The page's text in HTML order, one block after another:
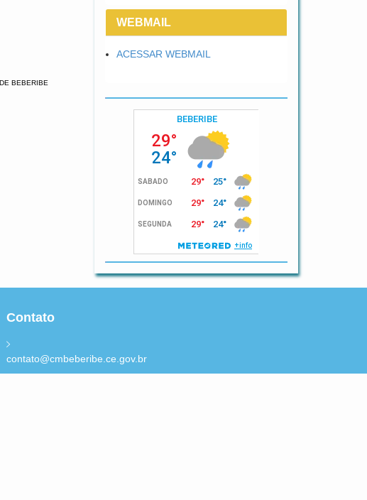
BEBERIBE
WEBMAIL
ACESSAR WEBMAIL
Contato
contato@cmbeberibe.ce.gov.br